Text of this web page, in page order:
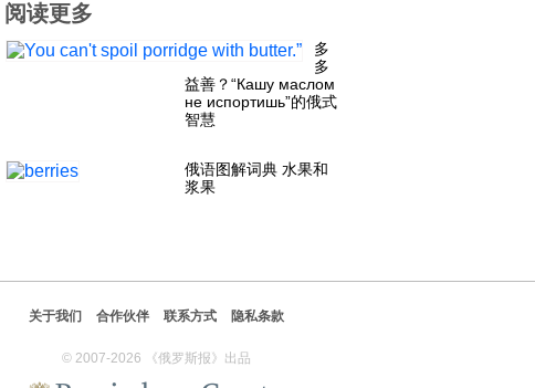
阅读更多
多
多
益善？“Кашу маслом
не испортишь”的俄式
智慧
俄语图解词典 水果和
浆果
关于我们 合作伙伴 联系方式 隐私条款
© 2007-2026 《俄罗斯报》出品